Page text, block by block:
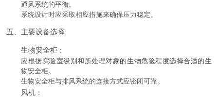
通风系统的平衡。
系统设计时应采取相应措施来确保压力稳定。
五、主要设备选择
生物安全柜 ：
应根据实验室级别和所处理对象的生物危险程度选择合适的生
物安全柜。
生物安全柜与排风系统的连接方式应密闭可靠。
风机 ：